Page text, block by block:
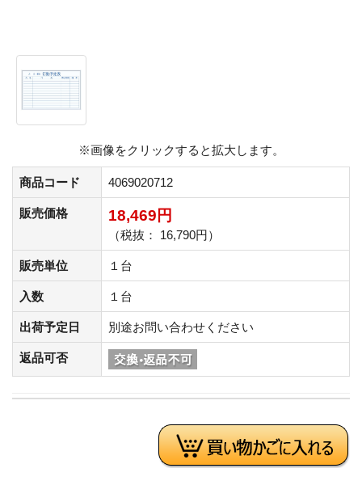
※画像をクリックすると拡大します。
商品コード 4069020712
販売価格 18,469円
（税抜： 16,790円）
販売単位 １台
入数 １台
出荷予定日 別途お問い合わせください
返品可否